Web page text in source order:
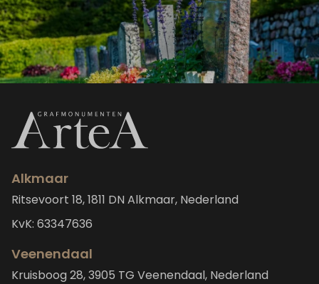
Alkmaar
Ritsevoort 18, 1811 DN Alkmaar, Nederland
KvK: 63347636
Veenendaal
Kruisboog 28, 3905 TG Veenendaal, Nederland